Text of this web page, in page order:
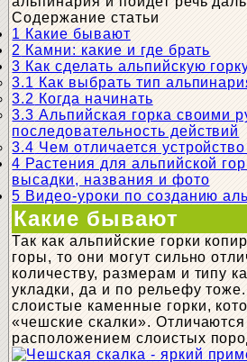
Содержание статьи
1 Какие бывают
2 Камни: какие и где брать
3 Как сделать альпийскую
3.1 Как выбрать тип
3.2 Когда начинать
3.3 Альпийская горка своими
последовательность действий
3.4 Чем отличается
4 Растения для альпийской
высадки, названия и фото
5 Видео-уроки по созданию
Какие бывают
Так как альпийские горки
горы, то они могут сильно
количеству, размерам и типу
укладки, да и по рельефу
слоистые каменные горки,
«чешские скалки».
расположением слоистых